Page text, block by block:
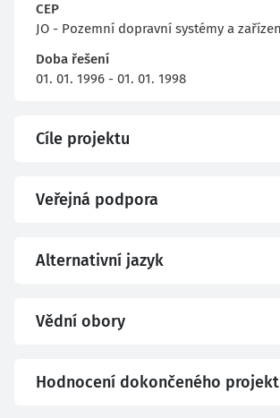
CEP
JO - Pozemní dopravní systémy a
Doba řešení
01. 01. 1996 - 01. 01. 1998
Cíle projektu
Veřejná podpora
Alternativní jazyk
Vědní obory
Hodnocení dokončeného